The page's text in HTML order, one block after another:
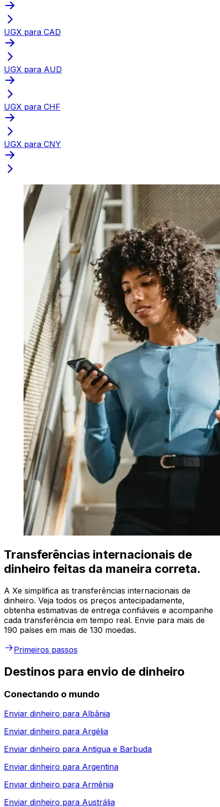
UGX para CAD
UGX para AUD
UGX para CHF
UGX para CNY
Transferências internacionais de
dinheiro feitas da maneira correta.
A Xe simplifica as transferências internacionais de
dinheiro. Veja todos os preços antecipadamente,
obtenha estimativas de entrega confiáveis e acompanhe
cada transferência em tempo real. Envie para mais de
190 países em mais de 130 moedas.
Primeiros passos
Destinos para envio de dinheiro
Conectando o mundo
Enviar dinheiro para Albânia
Enviar dinheiro para Argélia
Enviar dinheiro para Antigua e Barbuda
Enviar dinheiro para Argentina
Enviar dinheiro para Armênia
Enviar dinheiro para Austrália